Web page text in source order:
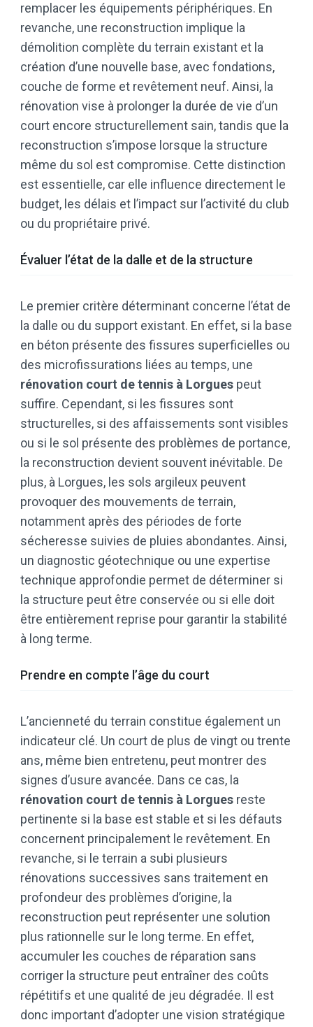
remplacer les équipements périphériques. En
revanche, une reconstruction implique la
démolition complète du terrain existant et la
création d’une nouvelle base, avec fondations,
couche de forme et revêtement neuf. Ainsi, la
rénovation vise à prolonger la durée de vie d’un
court encore structurellement sain, tandis que la
reconstruction s’impose lorsque la structure
même du sol est compromise. Cette distinction
est essentielle, car elle influence directement le
budget, les délais et l’impact sur l’activité du club
ou du propriétaire privé.
Évaluer l’état de la dalle et de la structure
Le premier critère déterminant concerne l’état de
la dalle ou du support existant. En effet, si la base
en béton présente des fissures superficielles ou
des microfissurations liées au temps, une
rénovation court de tennis à Lorgues peut
suffire. Cependant, si les fissures sont
structurelles, si des affaissements sont visibles
ou si le sol présente des problèmes de portance,
la reconstruction devient souvent inévitable. De
plus, à Lorgues, les sols argileux peuvent
provoquer des mouvements de terrain,
notamment après des périodes de forte
sécheresse suivies de pluies abondantes. Ainsi,
un diagnostic géotechnique ou une expertise
technique approfondie permet de déterminer si
la structure peut être conservée ou si elle doit
être entièrement reprise pour garantir la stabilité
à long terme.
Prendre en compte l’âge du court
L’ancienneté du terrain constitue également un
indicateur clé. Un court de plus de vingt ou trente
ans, même bien entretenu, peut montrer des
signes d’usure avancée. Dans ce cas, la
rénovation court de tennis à Lorgues reste
pertinente si la base est stable et si les défauts
concernent principalement le revêtement. En
revanche, si le terrain a subi plusieurs
rénovations successives sans traitement en
profondeur des problèmes d’origine, la
reconstruction peut représenter une solution
plus rationnelle sur le long terme. En effet,
accumuler les couches de réparation sans
corriger la structure peut entraîner des coûts
répétitifs et une qualité de jeu dégradée. Il est
donc important d’adopter une vision stratégique